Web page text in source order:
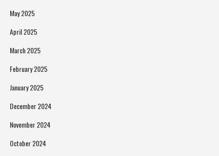
May 2025
April 2025
March 2025
February 2025
January 2025
December 2024
November 2024
October 2024